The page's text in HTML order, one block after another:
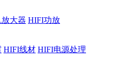
大器 HIFI功放
HIFI线材 HIFI电源处理